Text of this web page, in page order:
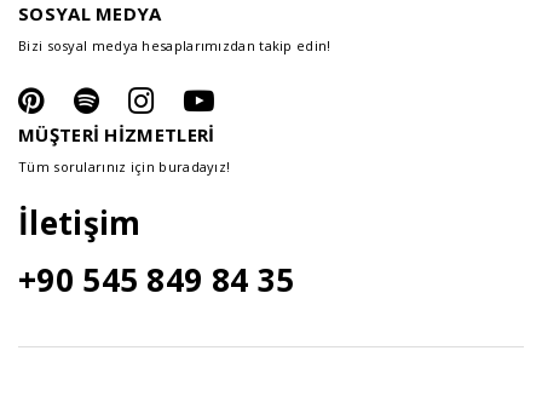
SOSYAL MEDYA
Bizi sosyal medya hesaplarımızdan takip edin!
MÜŞTERİ HİZMETLERİ
Tüm sorularınız için buradayız!
İletişim
+90 545 849 84 35